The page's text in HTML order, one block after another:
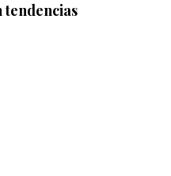
tendencias